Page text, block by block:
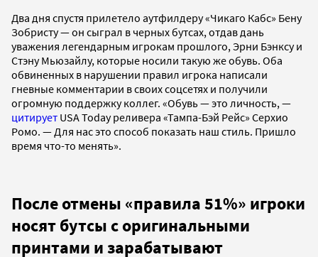
Два дня спустя прилетело аутфилдеру «Чикаго Кабс» Бену
Зобристу — он сыграл в черных бутсах, отдав дань
уважения легендарным игрокам прошлого, Эрни Бэнксу и
Стэну Мьюзайлу, которые носили такую же обувь. Оба
обвиненных в нарушении правил игрока написали
гневные комментарии в своих соцсетях и получили
огромную поддержку коллег. «Обувь — это личность, —
цитирует USA Today реливера «Тампа-Бэй Рейс» Серхио
Ромо. — Для нас это способ показать наш стиль. Пришло
время что-то менять».
После отмены «правила 51%» игроки
носят бутсы с оригинальными
принтами и зарабатывают